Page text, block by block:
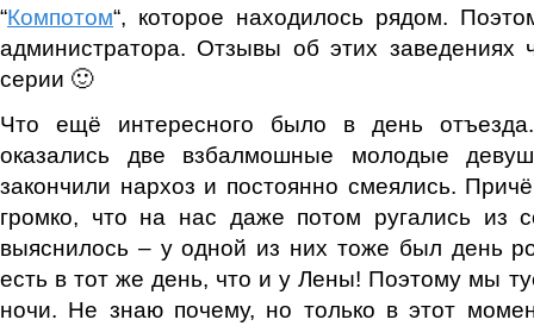
“Компотом“, которое находилось рядом.
администратора. Отзывы об этих заведениях
серии 🙂
Что ещё интересного было в день
оказались две взбалмошные молодые
закончили нархоз и постоянно смеялись.
громко, что на нас даже потом ругались из
выяснилось – у одной из них тоже был день
есть в тот же день, что и у Лены! Поэтому мы
ночи. Не знаю почему, но только в этот